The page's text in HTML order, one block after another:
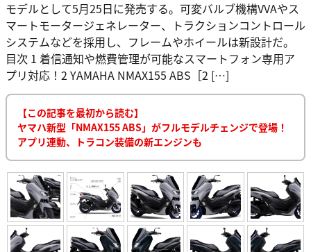
モデルとして5月25日に発売する。可変バルブ機構VVAやス
マートモータージェネレーター、トラクションコントロール
システムなどを採用し、フレームやホイールは新設計だ。
目次 1 着信通知や燃費管理が可能なスマートフォン専用ア
プリ対応！2 YAMAHA NMAX155 ABS［2 […]
【この記事を最初から読む】
ヤマハ新型「NMAX155 ABS」がフルモデルチェンジで登場！
アプリ連動、トラコン装備の新エンジンも